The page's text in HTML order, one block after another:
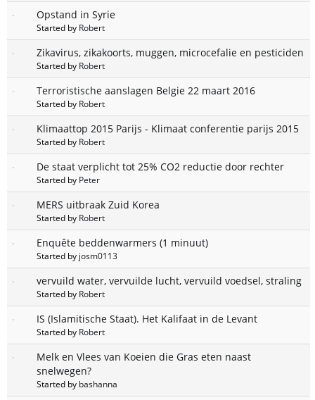
Opstand in Syrie
Started by Robert
Zikavirus, zikakoorts, muggen, microcefalie en pesticiden
Started by Robert
Terroristische aanslagen Belgie 22 maart 2016
Started by Robert
Klimaattop 2015 Parijs - Klimaat conferentie parijs 2015
Started by Robert
De staat verplicht tot 25% CO2 reductie door rechter
Started by Peter
MERS uitbraak Zuid Korea
Started by Robert
Enquête beddenwarmers (1 minuut)
Started by josm0113
vervuild water, vervuilde lucht, vervuild voedsel, straling
Started by Robert
IS (Islamitische Staat). Het Kalifaat in de Levant
Started by Robert
Melk en Vlees van Koeien die Gras eten naast
snelwegen?
Started by bashanna